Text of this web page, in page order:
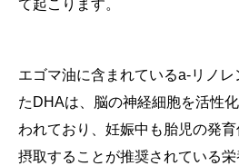
て起こります。
エゴマ油に含まれているa-リノ
たDHAは、脳の神経細胞を活性
われており、妊娠中も胎児の発
摂取することが推奨されている